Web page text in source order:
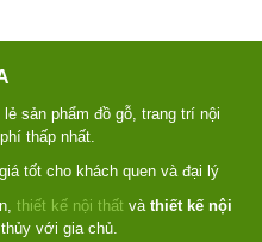
sản phẩm đồ gỗ, trang trí nội
thấp nhất.
tốt cho khách quen và đại lý
thiết kế nội thất và thiết kế nội
với gia chủ.